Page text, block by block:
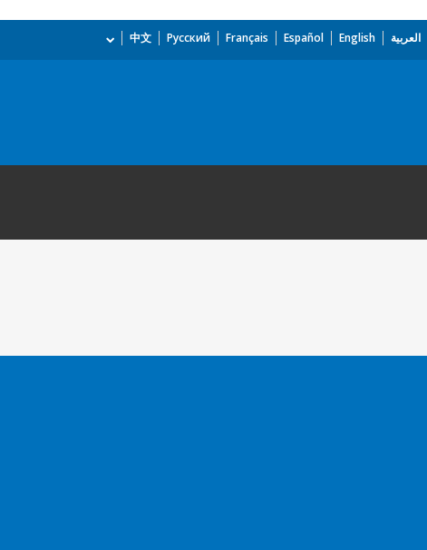
العربية English
Español
Français
Русский
中文